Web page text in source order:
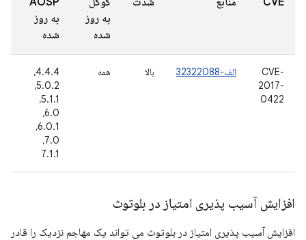
به روز
شده
به روز
شده
CVE-
2017-
0422
الف-32322088 بالا همه
4.4.4،
5.0.2،
5.1.1،
6.0،
6.0.1،
7.0،
7.1.1
افزایش آسیب پذیری امتیاز در بلوتوث
افزایش آسیب پذیری امتیاز در بلوتوث می تواند یک مهاجم نزدیک را قادر